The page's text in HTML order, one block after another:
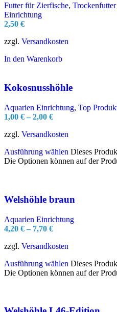
Futter für Zierfische,
Einrichtung
2,50 €
zzgl. Versandkosten
In den Warenkorb
Kokosnusshöhle
Aquarien Einrichtung, Top
1,00 €–2,00 €
zzgl. Versandkosten
Ausführung wählen Dieses
Die Optionen können auf der
Welshöhle braun
Aquarien Einrichtung
4,20 €– 7,70 €
zzgl. Versandkosten
Ausführung wählen Dieses
Die Optionen können auf der